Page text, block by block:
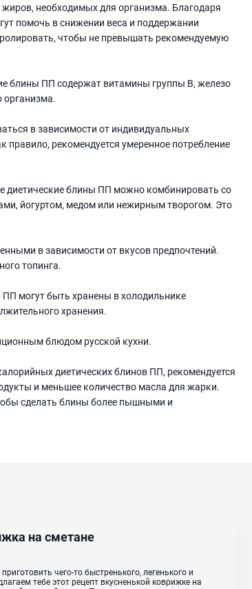
необходимых для организма. Благодаря
помочь в снижении веса и поддержании
чтобы не превышать рекомендуемую
блины ПП содержат витамины группы В, железо
организма.
в зависимости от индивидуальных
правило, рекомендуется умеренное потребление
диетические блины ПП можно комбинировать со
йогуртом, медом или нежирным творогом. Это
в зависимости от вкусов предпочтений.
топинга.
могут быть хранены в холодильнике
хранения.
блюдом русской кухни.
диетических блинов ПП, рекомендуется
и меньшее количество масла для жарки.
сделать блины более пышными и
на сметане
чего-то быстренького, легенького и
тебе этот рецепт вкусненькой коврижке на